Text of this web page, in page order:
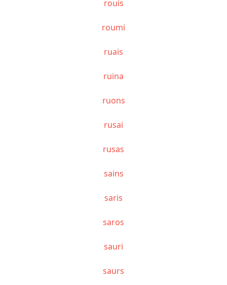
rouis
roumi
ruais
ruina
ruons
rusai
rusas
sains
saris
saros
sauri
saurs